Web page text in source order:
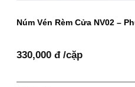
Núm Vén Rèm Cửa NV02 –
330,000 đ /cặp